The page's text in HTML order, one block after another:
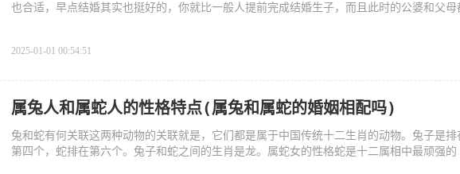
也合适，早点结婚其实也挺好的，你就比一般人提前完成结婚生子，而且此时的公婆和父母
2025-01-01 00:54:51
属兔人和属蛇人的性格特点(属兔和属蛇的婚姻相配吗)
兔和蛇有何关联这两种动物的关联就是，它们都是属于中国传统十二生肖的动物。兔子是排
第四个，蛇排在第六个。兔子和蛇之间的生肖是龙。属蛇女的性格蛇是十二属相中最顽强的